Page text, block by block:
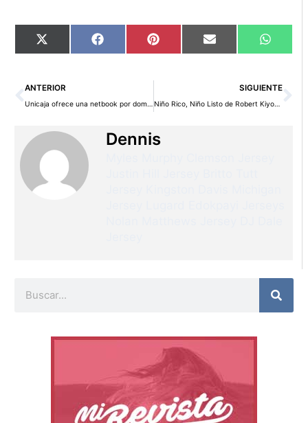
Compartir
en
X
(Twitter)
Compartir
en
Facebook Compartir
en
Pinterest Compartir
en
Email
en
Ant
ANTERIOR
Unicaja ofrece una netbook por domiciliar la nómina
SIGUIENTE
Niño Rico, Niño Listo de Robert Kiyosaki
Dennis